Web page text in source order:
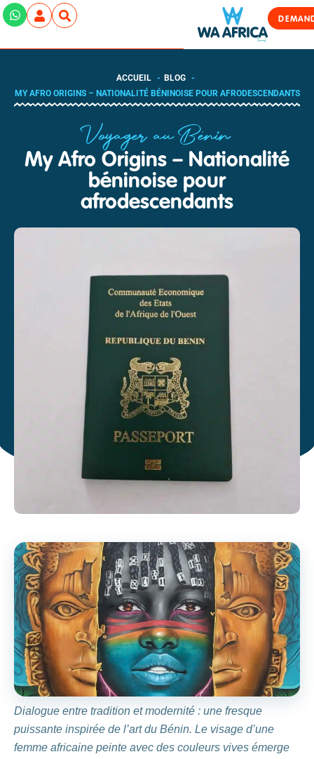
ACCUEIL
BLOG
MY AFRO ORIGINS – NATIONALITÉ BÉNINOISE POUR AFRODESCENDANTS
Voyager au Bénin
My Afro Origins – Nationalité
béninoise pour
afrodescendants
Dialogue entre tradition et modernité : une fresque
puissante inspirée de l’art du Bénin. Le visage d’une
femme africaine peinte avec des couleurs vives émerge